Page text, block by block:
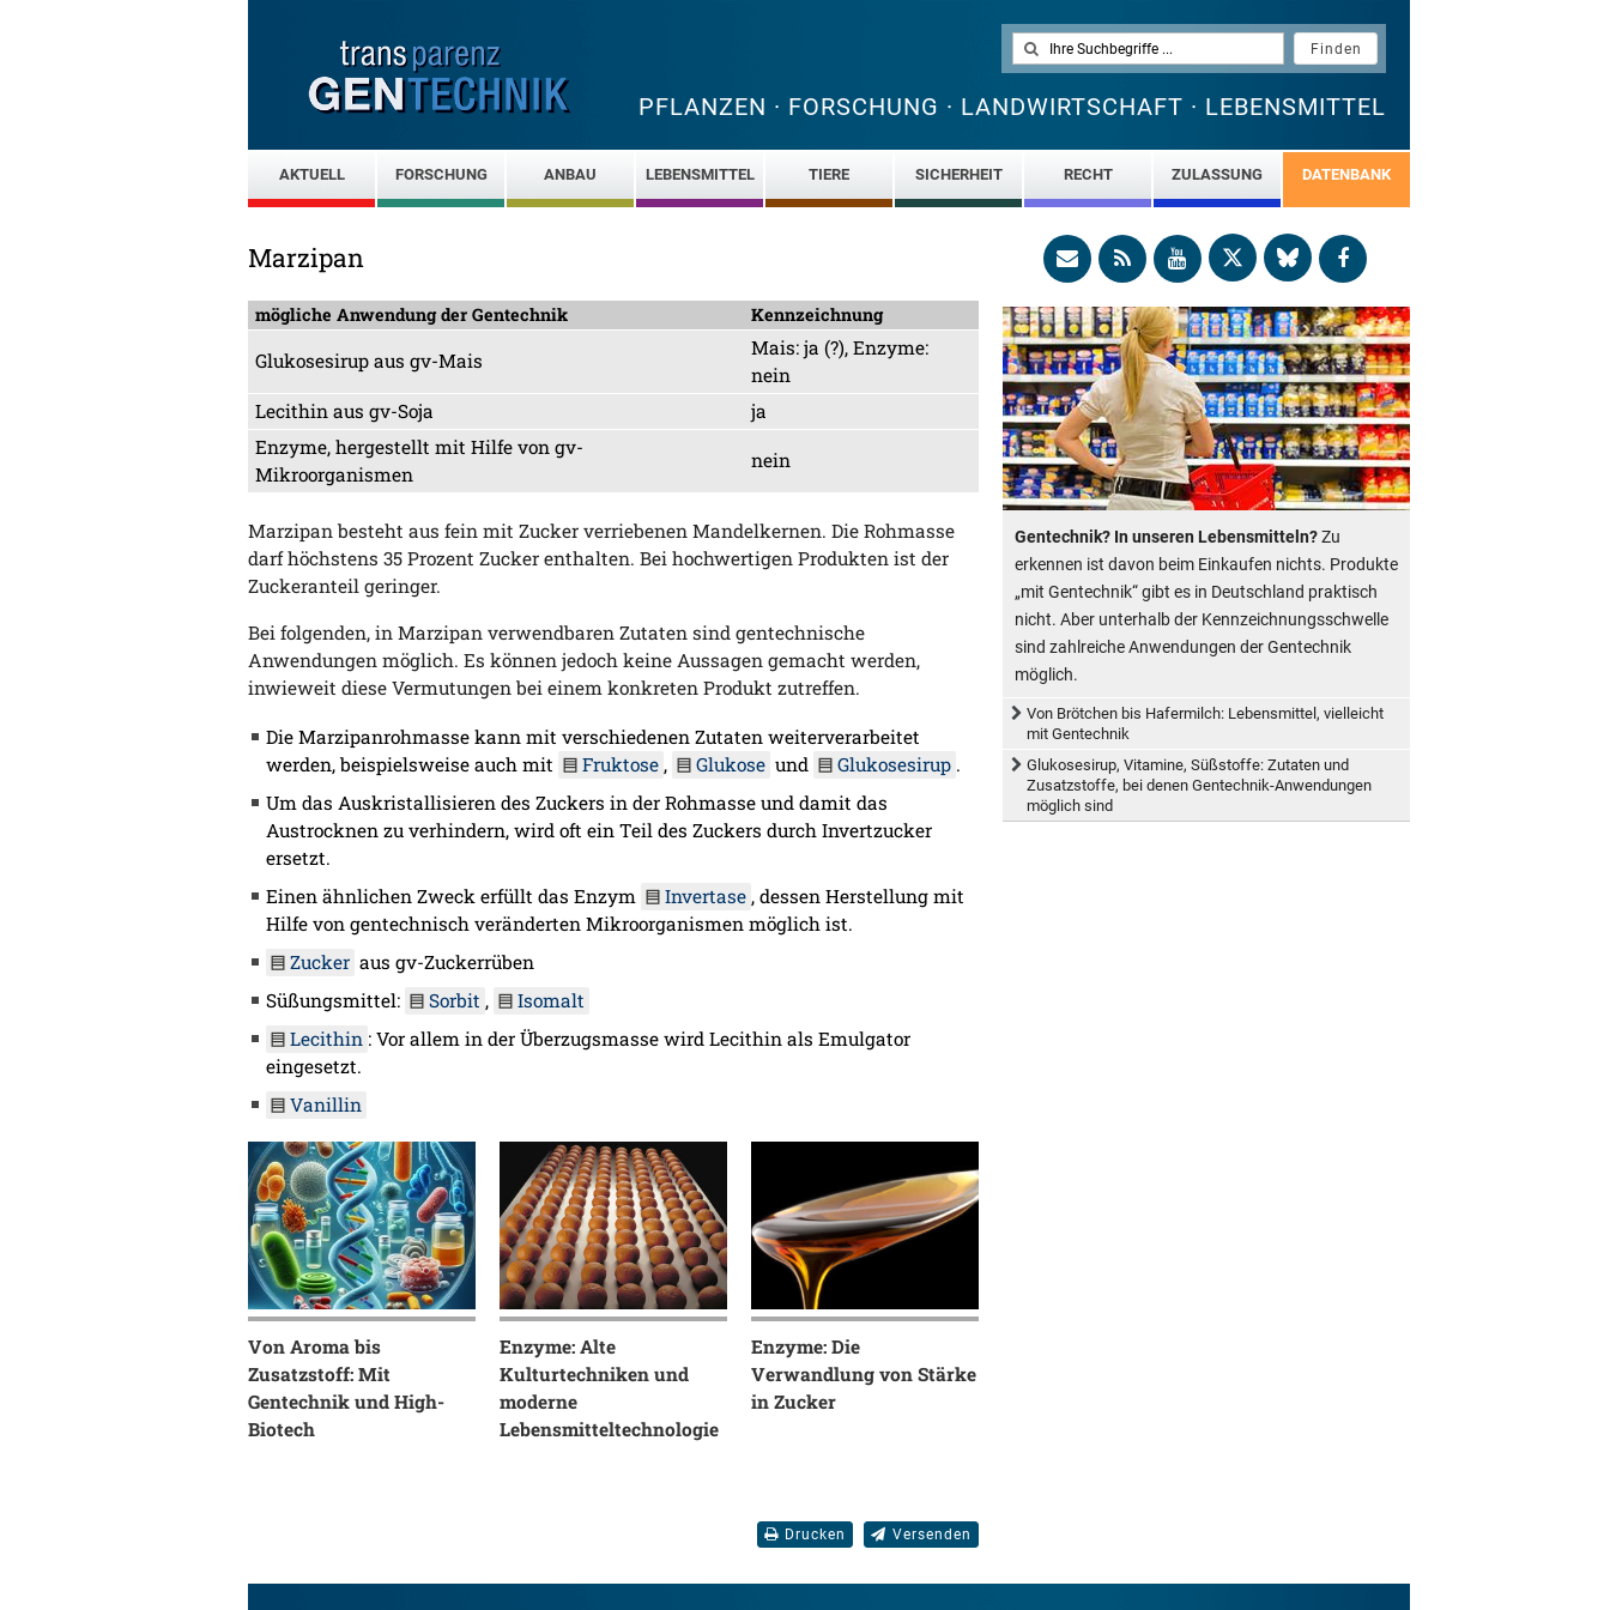
PFLANZEN · FORSCHUNG · LANDWIRTSCHAFT · LEBENSMITTEL
AKTUELL FORSCHUNG ANBAU LEBENSMITTEL TIERE SICHERHEIT RECHT ZULASSUNG DATENBANK
Marzipan
mögliche Anwendung der Gentechnik Kennzeichnung
Glukosesirup aus gv-Mais
Mais: ja (?), Enzyme:
nein
Lecithin aus gv-Soja
ja
Enzyme, hergestellt mit Hilfe von gv-
Mikroorganismen
nein
Marzipan besteht aus fein mit Zucker verriebenen Mandelkernen. Die Rohmasse
darf höchstens 35 Prozent Zucker enthalten. Bei hochwertigen Produkten ist der
Zuckeranteil geringer.
Bei folgenden, in Marzipan verwendbaren Zutaten sind gentechnische
Anwendungen möglich. Es können jedoch keine Aussagen gemacht werden,
inwieweit diese Vermutungen bei einem konkreten Produkt zutreffen.
Die Marzipanrohmasse kann mit verschiedenen Zutaten weiterverarbeitet
werden, beispielsweise auch mit
Fruktose , Glukose und Glukosesirup .
Um das Auskristallisieren des Zuckers in der Rohmasse und damit das
Austrocknen zu verhindern, wird oft ein Teil des Zuckers durch Invertzucker
ersetzt.
Einen ähnlichen Zweck erfüllt das Enzym
Invertase , dessen Herstellung mit
Hilfe von gentechnisch veränderten Mikroorganismen möglich ist.
Zucker aus gv-Zuckerrüben
Süßungsmittel:
Sorbit ,
Isomalt
Lecithin : Vor allem in der Überzugsmasse wird Lecithin als Emulgator
eingesetzt.
Vanillin
Von Aroma bis
Zusatzstoff: Mit
Gentechnik und High-
Biotech
Enzyme: Alte
Kulturtechniken und
moderne
Lebensmitteltechnologie
Enzyme: Die
Verwandlung von Stärke
in Zucker
Drucken Versenden
Gentechnik? In unseren Lebensmitteln?Zu
erkennen ist davon beim Einkaufen nichts. Produkte
„mit Gentechnik“ gibt es in Deutschland praktisch
nicht. Aber unterhalb der Kennzeichnungsschwelle
sind zahlreiche Anwendungen der Gentechnik
möglich.
Von Brötchen bis Hafermilch: Lebensmittel, vielleicht
mit Gentechnik
Glukosesirup, Vitamine, Süßstoffe: Zutaten und
Zusatzstoffe, bei denen Gentechnik-Anwendungen
möglich sind